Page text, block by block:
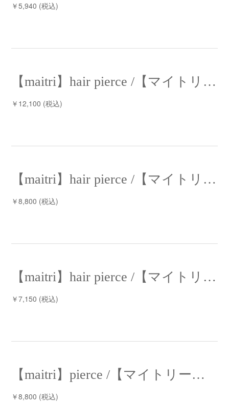
￥5,940 (税込)
【maitri】hair pierce /【マイトリー】ヘアピアス
￥12,100 (税込)
【maitri】hair pierce /【マイトリー】ヘアピアス
￥8,800 (税込)
【maitri】hair pierce /【マイトリー】ヘアピアス
￥7,150 (税込)
【maitri】pierce /【マイトリー】ピアス
￥8,800 (税込)